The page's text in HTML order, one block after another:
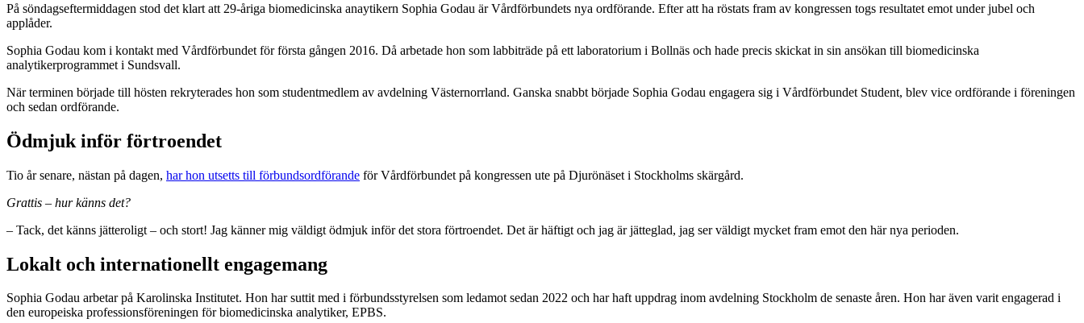
På söndagseftermiddagen stod det klart att 29-åriga biomedicinska anaytikern Sophia Godau är Vårdförbundets nya ordförande. Efter att ha röstats fram av kongressen togs resultatet emot under jubel och
applåder.
Sophia Godau kom i kontakt med Vårdförbundet för första gången 2016. Då arbetade hon som labbiträde på ett laboratorium i Bollnäs och hade precis skickat in sin ansökan till biomedicinska
analytikerprogrammet i Sundsvall.
När terminen började till hösten rekryterades hon som studentmedlem av avdelning Västernorrland. Ganska snabbt började Sophia Godau engagera sig i Vårdförbundet Student, blev vice ordförande i föreningen
och sedan ordförande.
Ödmjuk inför förtroendet
Tio år senare, nästan på dagen, har hon utsetts till förbundsordförande för Vårdförbundet på kongressen ute på Djurönäset i Stockholms skärgård.
Grattis – hur känns det?
– Tack, det känns jätteroligt – och stort! Jag känner mig väldigt ödmjuk inför det stora förtroendet. Det är häftigt och jag är jätteglad, jag ser väldigt mycket fram emot den här nya perioden.
Lokalt och internationellt engagemang
Sophia Godau arbetar på Karolinska Institutet. Hon har suttit med i förbundsstyrelsen som ledamot sedan 2022 och har haft uppdrag inom avdelning Stockholm de senaste åren. Hon har även varit engagerad i
den europeiska professionsföreningen för biomedicinska analytiker, EPBS.